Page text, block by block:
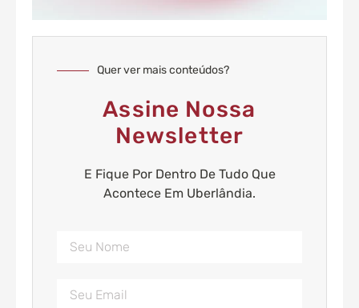
Quer ver mais conteúdos?
Assine Nossa
Newsletter
E Fique Por Dentro De Tudo Que
Acontece Em Uberlândia.